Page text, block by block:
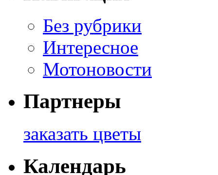
Без рубрики
Интересное
Мотоновости
Партнеры
заказать цветы
Календарь